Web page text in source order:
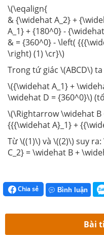
\(\eqalign{
& {\widehat A_2} +
A_1} + {180^0} -
& = {360^0} - \left(
\right) (1) \cr}\)
Trong tứ giác \(ABCD\) ta
\({\widehat A_1} +
\widehat D = {360^0}\)
\(\Rightarrow \widehat B
{{{\widehat A}_1} +
Từ \((1)\) và \((2)\) suy
C_2} = \widehat B +
Chia sẻ Bình luận
Bài